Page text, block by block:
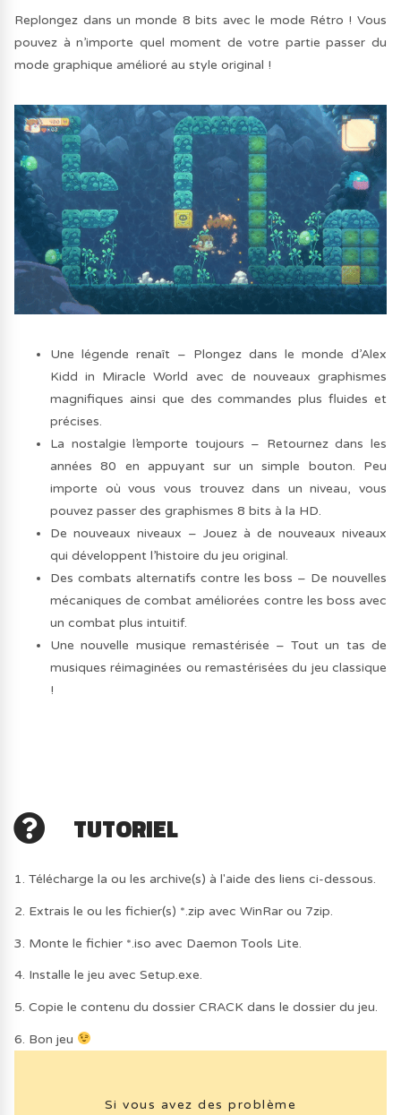
Replongez dans un monde 8 bits avec le mode Rétro ! Vous
pouvez à n’importe quel moment de votre partie passer du
mode graphique amélioré au style original !
Une légende renaît – Plongez dans le monde d’Alex
Kidd in Miracle World avec de nouveaux graphismes
magnifiques ainsi que des commandes plus fluides et
précises.
La nostalgie l’emporte toujours – Retournez dans les
années 80 en appuyant sur un simple bouton. Peu
importe où vous vous trouvez dans un niveau, vous
pouvez passer des graphismes 8 bits à la HD.
De nouveaux niveaux – Jouez à de nouveaux niveaux
qui développent l’histoire du jeu original.
Des combats alternatifs contre les boss – De nouvelles
mécaniques de combat améliorées contre les boss avec
un combat plus intuitif.
Une nouvelle musique remastérisée – Tout un tas de
musiques réimaginées ou remastérisées du jeu classique
!
TUTORIEL
1. Télécharge la ou les archive(s) à l'aide des liens ci-dessous.
2. Extrais le ou les fichier(s) *.zip avec WinRar ou 7zip.
3. Monte le fichier *.iso avec Daemon Tools Lite.
4. Installe le jeu avec Setup.exe.
5. Copie le contenu du dossier CRACK dans le dossier du jeu.
6. Bon jeu
Si vous avez des problème